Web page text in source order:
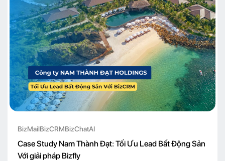
BizMailBizCRMBizChatAI
Case Study Nam Thành Đạt: Tối Ưu Lead Bất Động Sản
Với giải pháp Bizfly